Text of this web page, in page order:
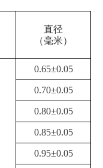
直径
（毫米）
0.65±0.05
0.70±0.05
0.80±0.05
0.85±0.05
0.95±0.05